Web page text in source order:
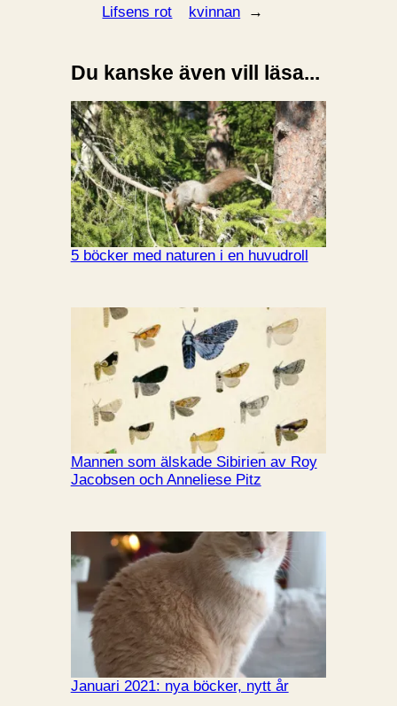
Lifsens rot kvinnan →
Du kanske även vill läsa...
5 böcker med naturen i en huvudroll
Mannen som älskade Sibirien av Roy
Jacobsen och Anneliese Pitz
Januari 2021: nya böcker, nytt år